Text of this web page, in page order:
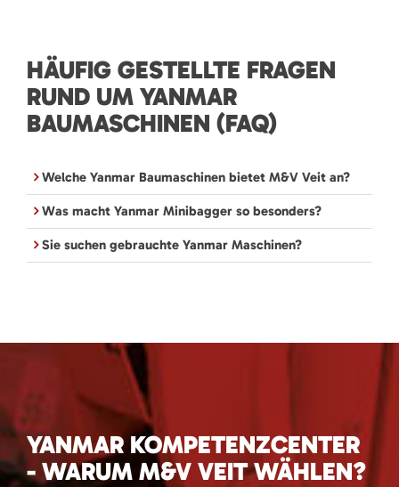
HÄUFIG GESTELLTE FRAGEN
RUND UM YANMAR
BAUMASCHINEN (FAQ)
Welche Yanmar Baumaschinen bietet M&V Veit an?
Was macht Yanmar Minibagger so besonders?
Sie suchen gebrauchte Yanmar Maschinen?
YANMAR KOMPETENZCENTER
- WARUM M&V VEIT WÄHLEN?